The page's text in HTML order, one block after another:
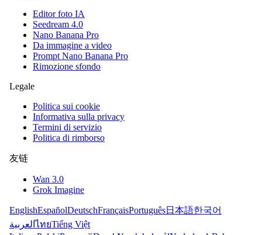
Editor foto IA
Seedream 4.0
Nano Banana Pro
Da immagine a video
Prompt Nano Banana Pro
Rimozione sfondo
Legale
Politica sui cookie
Informativa sulla privacy
Termini di servizio
Politica di rimborso
友链
Wan 3.0
Grok Imagine
EnglishEspañolDeutschFrançaisPortuguês日本語한국어
العربيةไทยTiếng Việt